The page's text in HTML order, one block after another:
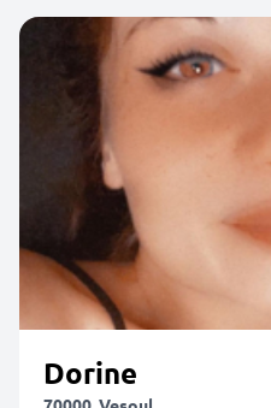
Dorine